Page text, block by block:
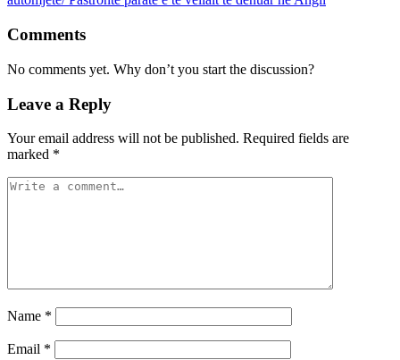
Comments
No comments yet. Why don’t you start the discussion?
Leave a Reply
Your email address will not be published. Required fields are
marked *
Name *
Email *